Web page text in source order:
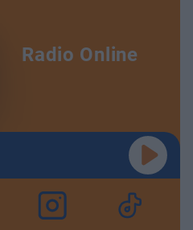
Radio Online